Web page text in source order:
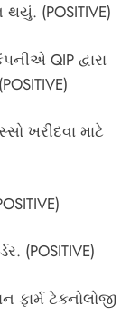
(POSITIVE)
QIP દ્વારા
ખરીદવા માટે
(POSITIVE)
ટેક્નોલોજી